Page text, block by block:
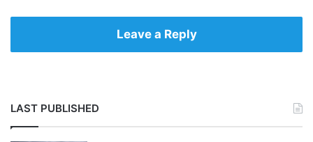
Leave a Reply
LAST PUBLISHED